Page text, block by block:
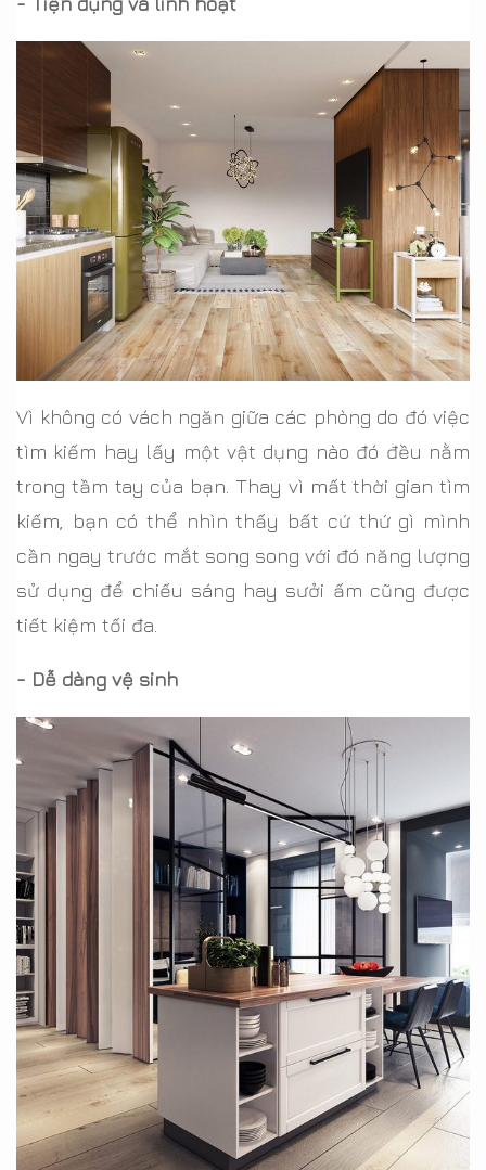
Vì không có vách ngăn giữa các phòng do đó việc
tìm kiếm hay lấy một vật dụng nào đó đều nằm
trong tầm tay của bạn. Thay vì mất thời gian tìm
kiếm, bạn có thể nhìn thấy bất cứ thứ gì mình
cần ngay trước mắt song song với đó năng lượng
sử dụng để chiếu sáng hay sưởi ấm cũng được
tiết kiệm tối đa.
- Dễ dàng vệ sinh